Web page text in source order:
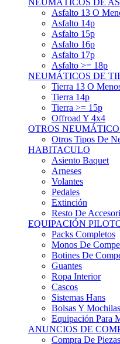
Asfalto 14p
Asfalto 15p
Asfalto 16p
Asfalto 17p
Asfalto >= 18p
NEUMÁTICOS DE
Tierra 13 O
Tierra 14p
Tierra >= 15p
Offroad Y 4x4
OTROS NEUMÁTICOS
Otros Tipos De
HABITACULO
Asiento Baquet
Arneses
Volantes
Pedales
Extinción
Resto De
EQUIPACIÓN
Packs Completos
Monos De
Botines De
Guantes
Ropa Interior
Cascos
Sistemas Hans
Bolsas Y Mochilas
Equipación Para
ANUNCIOS DE
Compra De Piezas
Compra De